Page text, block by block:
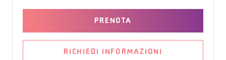
PRENOTA
RICHIEDI INFORMAZIONI